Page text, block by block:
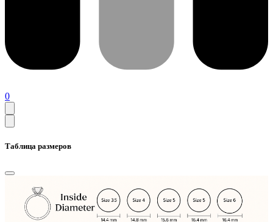
0
Таблица размеров